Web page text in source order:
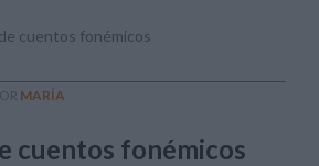
cuentos fonémicos
MARÍA
cuentos fonémicos